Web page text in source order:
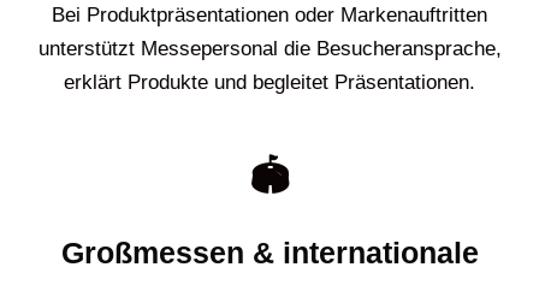
Bei Produktpräsentationen oder Markenauftritten
unterstützt Messepersonal die Besucheransprache,
erklärt Produkte und begleitet Präsentationen.
🏟️
Großmessen & internationale